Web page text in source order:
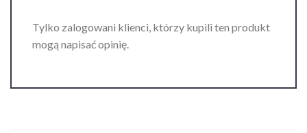
Tylko zalogowani klienci, którzy kupili ten produkt
mogą napisać opinię.